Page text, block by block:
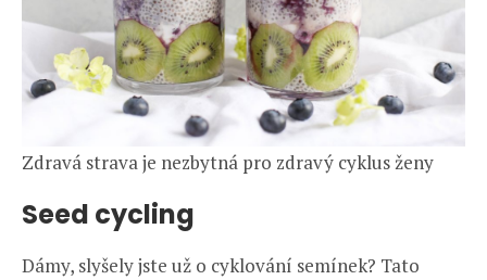
Zdravá strava je nezbytná pro zdravý cyklus ženy
Seed cycling
Dámy, slyšely jste už o cyklování semínek? Tato